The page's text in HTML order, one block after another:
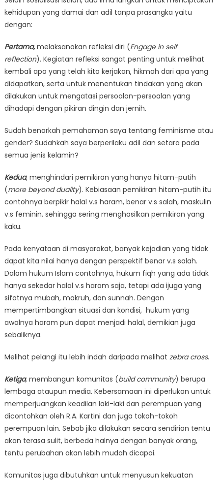
kehidupan yang damai dan adil tanpa prasangka yaitu
dengan:
Pertama,melaksanakan refleksi diri (Engage in self
reflection). Kegiatan refleksi sangat penting untuk melihat
kembali apa yang telah kita kerjakan, hikmah dari apa yang
didapatkan, serta untuk menentukan tindakan yang akan
dilakukan untuk mengatasi persoalan-persoalan yang
dihadapi dengan pikiran dingin dan jernih.
Sudah benarkah pemahaman saya tentang feminisme atau
gender? Sudahkah saya berperilaku adil dan setara pada
semua jenis kelamin?
Kedua, menghindari pemikiran yang hanya hitam-putih
(more beyond duality). Kebiasaan pemikiran hitam-putih itu
contohnya berpikir halal v.s haram, benar v.s salah, maskulin
v.s feminin, sehingga sering menghasilkan pemikiran yang
kaku.
Pada kenyataan di masyarakat, banyak kejadian yang tidak
dapat kita nilai hanya dengan perspektif benar v.s salah.
Dalam hukum Islam contohnya, hukum fiqh yang ada tidak
hanya sekedar halal v.s haram saja, tetapi ada ijuga yang
sifatnya mubah, makruh, dan sunnah. Dengan
mempertimbangkan situasi dan kondisi, hukum yang
awalnya haram pun dapat menjadi halal, demikian juga
sebaliknya.
Melihat pelangi itu lebih indah daripada melihat zebra cross.
Ketiga, membangun komunitas (build community) berupa
lembaga ataupun media. Kebersamaan ini diperlukan untuk
memperjuangkan keadilan laki-laki dan perempuan yang
dicontohkan oleh R.A. Kartini dan juga tokoh-tokoh
perempuan lain. Sebab jika dilakukan secara sendirian tentu
akan terasa sulit, berbeda halnya dengan banyak orang,
tentu perubahan akan lebih mudah dicapai.
Komunitas juga dibutuhkan untuk menyusun kekuatan